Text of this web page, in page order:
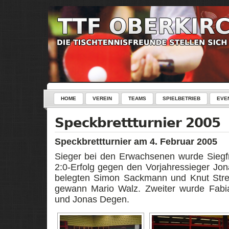
HOME VEREIN TEAMS SPIELBETRIEB
Speckbrettturnier 2005
Speckbrettturnier am 4. Februar 2005
Sieger bei den Erwachsenen wurde
2:0-Erfolg gegen den Vorjahressieger
belegten Simon Sackmann und Knut
gewann Mario Walz. Zweiter wurde
und Jonas Degen.